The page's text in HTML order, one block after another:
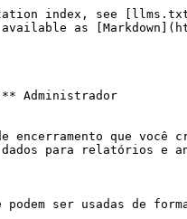
index, see
as
Administrador
encerramento que
para relatórios e
ser usadas de